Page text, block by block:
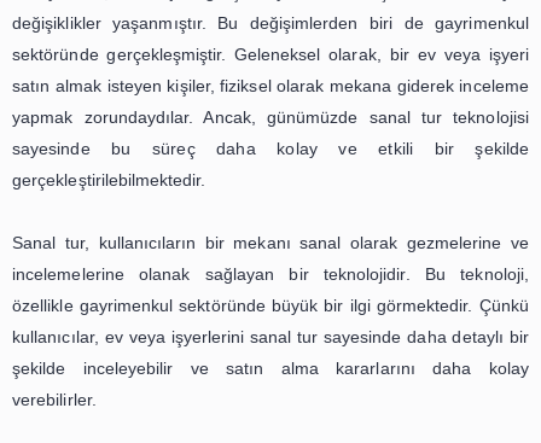
Arşivlerde interaktif sanal tur, kullanıcıların bir mülkü
gezerken, o mülk hakkında daha fazla bilgi
sağlamaktadır. Bu bilgiler arasında, mülkün özellikleri,
konumu ve fiyatı gibi önemli detaylar
kullanıcılar sanal tur sırasında, mülkün iç ve dış
detaylı bir şekilde inceleyebilmekte ve hatta mobilya ve
seçeneklerini deneyebilmektedir. Bu da,
hakkında daha gerçekçi bir fikir edinmelerine yardımcı
İnteraktif sanal tur, kullanıcıların mülkü sanal olarak
farklı açılardan görüntüleyebilmelerine olanak